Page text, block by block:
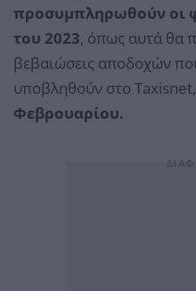
προσυμπληρωθούν οι
του 2023, όπως αυτά θα
βεβαιώσεις αποδοχών
υποβληθούν στο Taxisnet,
Φεβρουαρίου.